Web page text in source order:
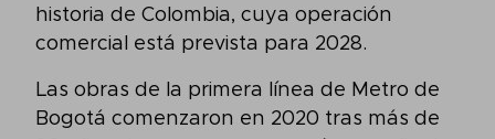
historia de Colombia, cuya operación
comercial está prevista para 2028.
Las obras de la primera línea de Metro de
Bogotá comenzaron en 2020 tras más de